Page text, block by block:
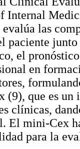
Internal
las
paciente
el
en
(9), que es
clínicas,
El mini-Cex
para la